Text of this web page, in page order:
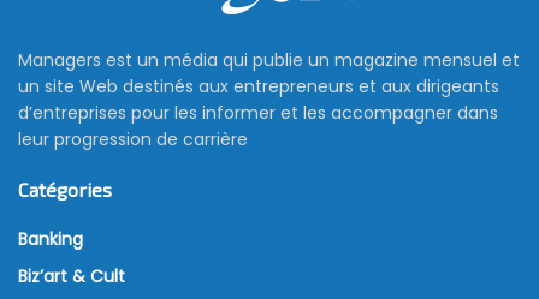
Managers est un média qui publie un magazine mensuel et
un site Web destinés aux entrepreneurs et aux dirigeants
d’entreprises pour les informer et les accompagner dans
leur progression de carrière
Catégories
Banking
Biz’art & Cult